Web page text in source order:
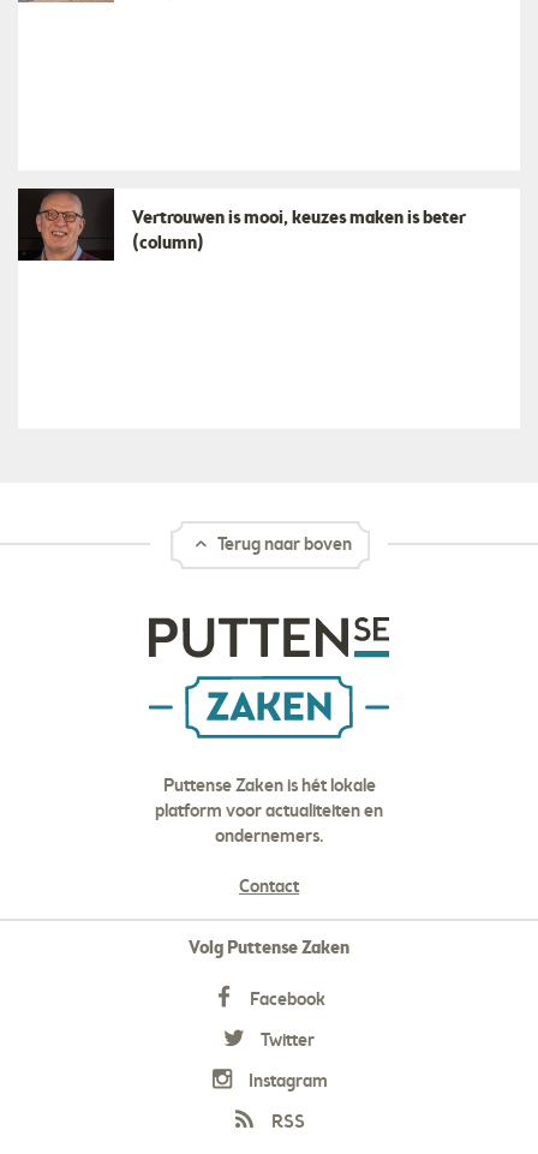
​Vertrouwen is mooi, keuzes maken is beter
(column)
Terug naar boven
Puttense Zaken is hét lokale
platform voor actualiteiten en
ondernemers.
Contact
Volg Puttense Zaken
Facebook
Twitter
Instagram
RSS